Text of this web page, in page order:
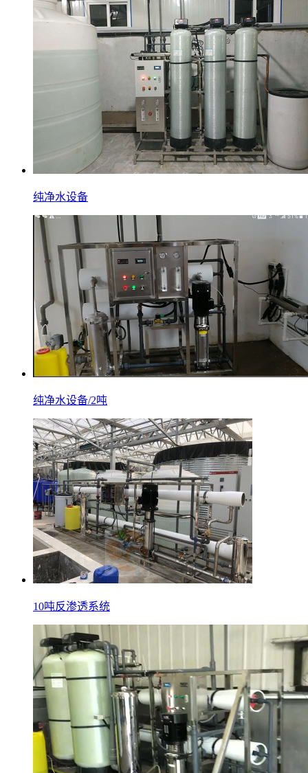
纯净水设备
纯净水设备/2吨
10吨反渗透系统